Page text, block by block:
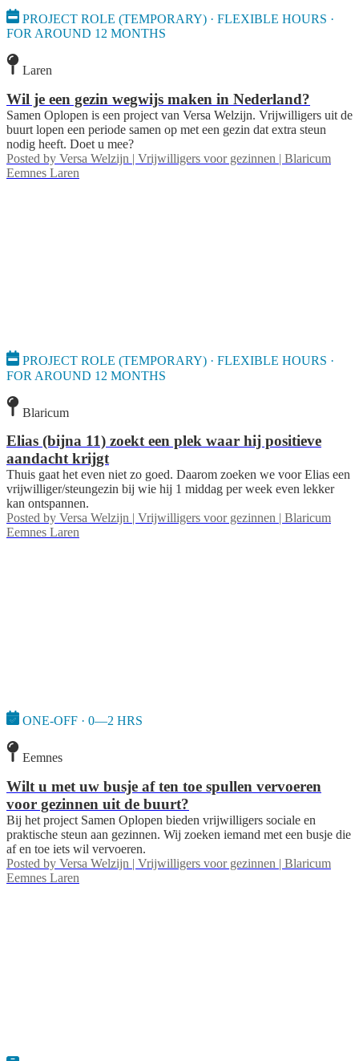
PROJECT ROLE (TEMPORARY) · FLEXIBLE HOURS ·
FOR AROUND 12 MONTHS
Laren
Wil je een gezin wegwijs maken in Nederland?
Samen Oplopen is een project van Versa Welzijn. Vrijwilligers uit de
buurt lopen een periode samen op met een gezin dat extra steun
nodig heeft. Doet u mee?
Posted by Versa Welzijn | Vrijwilligers voor gezinnen | Blaricum
Eemnes Laren
PROJECT ROLE (TEMPORARY) · FLEXIBLE HOURS ·
FOR AROUND 12 MONTHS
Blaricum
Elias (bijna 11) zoekt een plek waar hij positieve
aandacht krijgt
Thuis gaat het even niet zo goed. Daarom zoeken we voor Elias een
vrijwilliger/steungezin bij wie hij 1 middag per week even lekker
kan ontspannen.
Posted by Versa Welzijn | Vrijwilligers voor gezinnen | Blaricum
Eemnes Laren
ONE-OFF · 0—2 HRS
Eemnes
Wilt u met uw busje af ten toe spullen vervoeren
voor gezinnen uit de buurt?
Bij het project Samen Oplopen bieden vrijwilligers sociale en
praktische steun aan gezinnen. Wij zoeken iemand met een busje die
af en toe iets wil vervoeren.
Posted by Versa Welzijn | Vrijwilligers voor gezinnen | Blaricum
Eemnes Laren